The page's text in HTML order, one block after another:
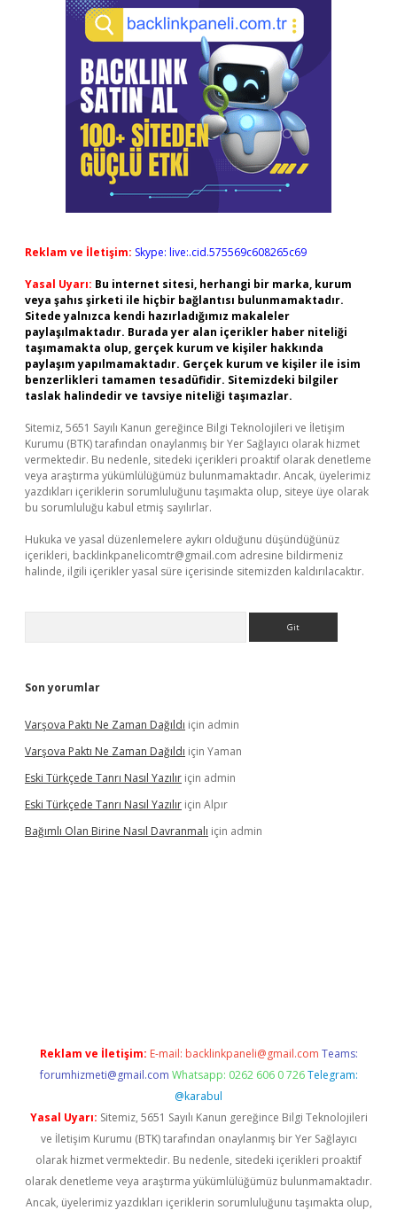
Reklam ve İletişim: Skype: live:.cid.575569c608265c69
Yasal Uyarı: Bu internet sitesi, herhangi bir marka, kurum
veya şahıs şirketi ile hiçbir bağlantısı bulunmamaktadır.
Sitede yalnızca kendi hazırladığımız makaleler
paylaşılmaktadır. Burada yer alan içerikler haber niteliği
taşımamakta olup, gerçek kurum ve kişiler hakkında
paylaşım yapılmamaktadır. Gerçek kurum ve kişiler ile isim
benzerlikleri tamamen tesadüfidir. Sitemizdeki bilgiler
taslak halindedir ve tavsiye niteliği taşımazlar.
Sitemiz, 5651 Sayılı Kanun gereğince Bilgi Teknolojileri ve İletişim
Kurumu (BTK) tarafından onaylanmış bir Yer Sağlayıcı olarak hizmet
vermektedir. Bu nedenle, sitedeki içerikleri proaktif olarak denetleme
veya araştırma yükümlülüğümüz bulunmamaktadır. Ancak, üyelerimiz
yazdıkları içeriklerin sorumluluğunu taşımakta olup, siteye üye olarak
bu sorumluluğu kabul etmiş sayılırlar.
Hukuka ve yasal düzenlemelere aykırı olduğunu düşündüğünüz
içerikleri, backlinkpanelicomtr@gmail.com adresine bildirmeniz
halinde, ilgili içerikler yasal süre içerisinde sitemizden kaldırılacaktır.
Son yorumlar
Varşova Paktı Ne Zaman Dağıldı için admin
Varşova Paktı Ne Zaman Dağıldı için Yaman
Eski Türkçede Tanrı Nasıl Yazılır için admin
Eski Türkçede Tanrı Nasıl Yazılır için Alpır
Bağımlı Olan Birine Nasıl Davranmalı için admin
Reklam ve İletişim: E-mail: backlinkpaneli@gmail.com Teams:
forumhizmeti@gmail.com Whatsapp: 0262 606 0 726 Telegram:
@karabul
Yasal Uyarı: Sitemiz, 5651 Sayılı Kanun gereğince Bilgi Teknolojileri
ve İletişim Kurumu (BTK) tarafından onaylanmış bir Yer Sağlayıcı
olarak hizmet vermektedir. Bu nedenle, sitedeki içerikleri proaktif
olarak denetleme veya araştırma yükümlülüğümüz bulunmamaktadır.
Ancak, üyelerimiz yazdıkları içeriklerin sorumluluğunu taşımakta olup,